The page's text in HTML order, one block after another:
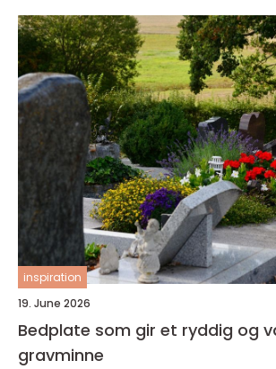
inspiration
19. June 2026
Bedplate som gir et ryddig og
gravminne